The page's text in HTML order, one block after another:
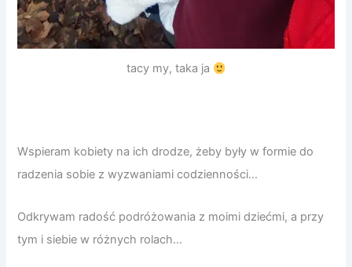
tacy my, taka ja
Wspieram kobiety na ich drodze, żeby były w formie do
radzenia sobie z wyzwaniami codzienności…
Odkrywam radość podróżowania z moimi dziećmi, a przy
tym i siebie w różnych rolach…